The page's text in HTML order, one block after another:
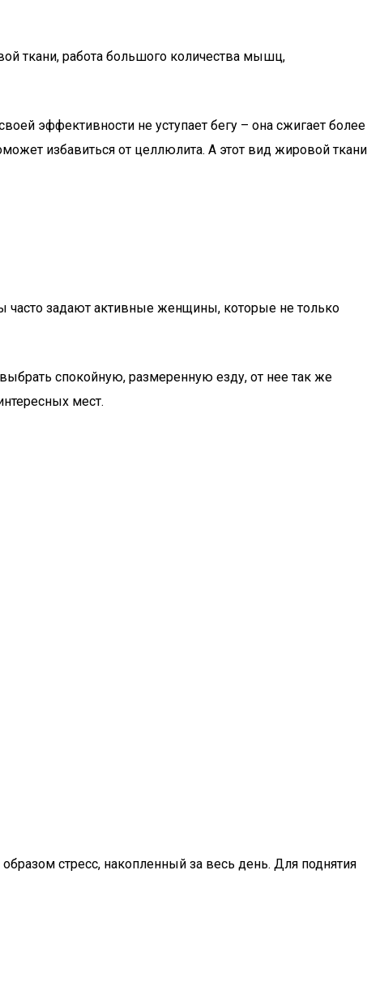
ткани, работа большого количества мышц,
эффективности не уступает бегу – она сжигает более
избавиться от целлюлита. А этот вид жировой ткани
часто задают активные женщины, которые не только
спокойную, размеренную езду, от нее так же
мест.
стресс, накопленный за весь день. Для поднятия